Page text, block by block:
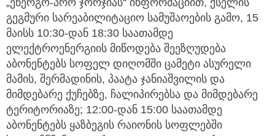
გეგმური სარეაბილიტაციო სამუშაოების გამო, 15
მაისს 10:30-დან 18:30 საათამდე
ელექტროენერგიის მიწოდება შეეზღუდება
აბონენტებს სოფელ დიღომში ცამეტი ასურელი
მამის, შერმადინის, პაატა ჯანიაშვილის და
მიმდებარე ქუჩებზე, ჩალიპირებსა და მიმდებარე
ტერიტორიაზე; 12:00-დან 15:00 საათამდე
აბონენტებს ყაზბეგის რაიონის სოფლებში